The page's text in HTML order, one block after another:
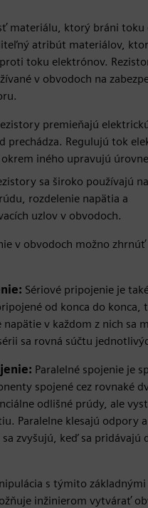
materiálu, ktorý bráni toku
atribút materiálov,
toku elektrónov.
v obvodoch na
premieňajú
prechádza. Regulujú tok
iného upravujú
sa široko používajú na
rozdelenie napätia a
uzlov v obvodoch.
v obvodoch možno
Sériové pripojenie je
od konca do konca,
v každom z nich sa
sa rovná súčtu
Paralelné spojenie je
spojené cez rovnaké
odlišné prúdy, ale
Paralelne klesajú odpory
zvyšujú, keď sa pridávajú
s týmito základnými
inžinierom vytvárať